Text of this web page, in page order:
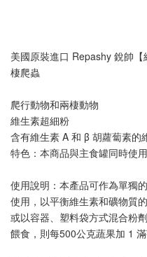
美國原裝進口 Repashy 銳帥
棲爬蟲
爬行動物和兩棲動物
維生素超細粉
含有維生素 A 和 β 胡蘿蔔素的
特色：本商品與主食罐同時使
使用說明：本產品可作為單獨
使用，以平衡維生素和礦物質
或以容器、塑料袋方式混合粉
餵食，則每500公克蔬果加 1 滿